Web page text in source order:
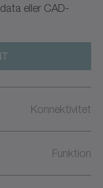
eller CAD-
Konnektivitet
Funktion